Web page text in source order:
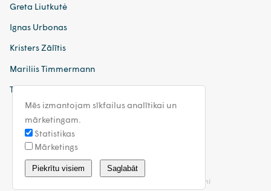
Greta Liutkutė
Ignas Urbonas
Kristers Zālītis
Mariliis Timmermann
Tatjana Sinkeviča
latvia@walless.com
Vispārīgie noteikumi
Mēs izmantojam sīkfailus analītikai un
mārketingam.
Statistikas
Mārketings
Piekrītu visiem Saglabāt